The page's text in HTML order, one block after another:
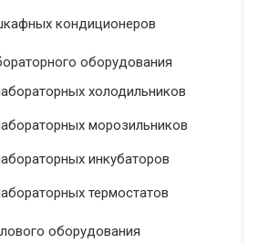
кондиционеров
оборудования
холодильников
морозильников
инкубаторов
термостатов
оборудования